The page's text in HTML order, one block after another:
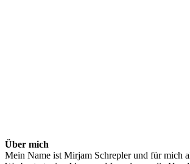
Über mich
Mein Name ist Mirjam Schrepler und für mich